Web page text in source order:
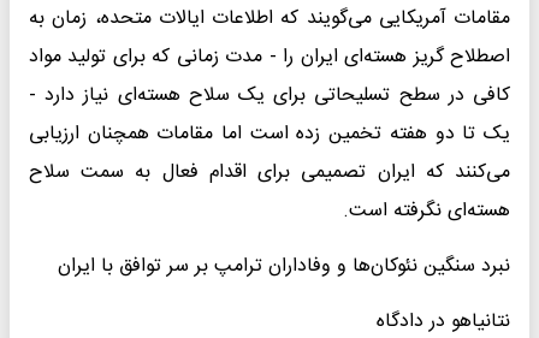
مقامات آمریکایی می‌گویند که اطلاعات ایالات متحده، زمان به
اصطلاح گریز هسته‌ای ایران را - مدت زمانی که برای تولید مواد
کافی در سطح تسلیحاتی برای یک سلاح هسته‌ای نیاز دارد -
یک تا دو هفته تخمین زده است اما مقامات همچنان ارزیابی
می‌کنند که ایران تصمیمی برای اقدام فعال به سمت سلاح
هسته‌ای نگرفته است.
نبرد سنگین نئوکان‌ها و وفاداران ترامپ بر سر توافق با ایران
نتانیاهو در دادگاه